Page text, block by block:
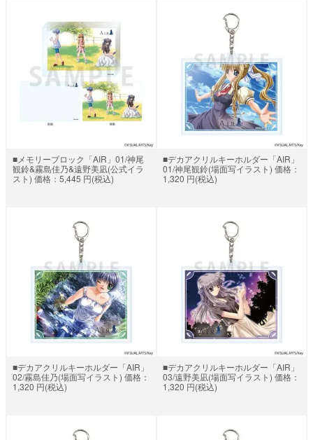
■メモリーブロック「AIR」01/神尾
観鈴&霧島佳乃&遠野美凪(公式イラ
スト) 価格：5,445 円(税込)
■デカアクリルキーホルダー「AIR」
01/神尾観鈴(場面写イラスト) 価格：
1,320 円(税込)
■デカアクリルキーホルダー「AIR」
02/霧島佳乃(場面写イラスト) 価格：
1,320 円(税込)
■デカアクリルキーホルダー「AIR」
03/遠野美凪(場面写イラスト) 価格：
1,320 円(税込)